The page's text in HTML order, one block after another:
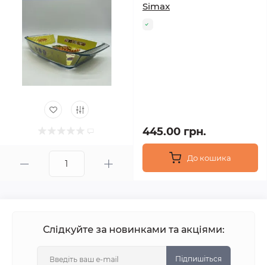
Simax
445.00 грн.
До кошика
Слідкуйте за новинками та акціями:
Підпишіться